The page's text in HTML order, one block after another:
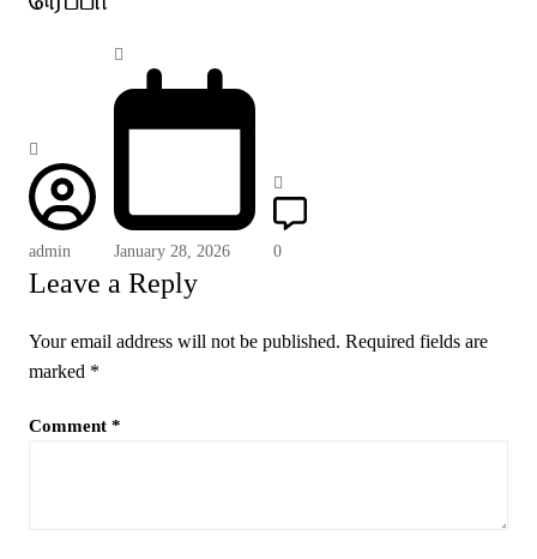
admin January 28, 2026 0
Leave a Reply
Your email address will not be published. Required fields are
marked *
Comment *